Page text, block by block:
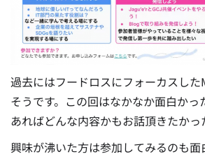
過去にはフードロスにフォーカスし
そうです。この回はなかなか面白かっ
あればどんな内容かもお話頂きたかっ
興味が沸いた方は参加してみるのも面